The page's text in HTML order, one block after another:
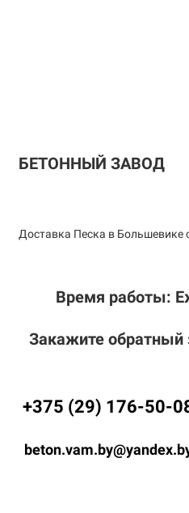
БЕТОННЫЙ ЗАВОД
Доставка Песка в Большевике
Время работы:
Закажите обратный
+375 (29) 176-50-